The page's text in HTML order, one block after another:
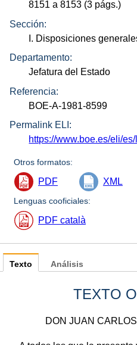
8151 a 8153 (3 págs.)
Sección:
I. Disposiciones
Departamento:
Jefatura del Estado
Referencia:
BOE-A-1981-8599
Permalink ELI:
https://www.boe.es/eli/
Otros formatos:
PDF XML
Lenguas cooficiales:
PDF català
Texto
TEXTO
DON JUAN
Análisis